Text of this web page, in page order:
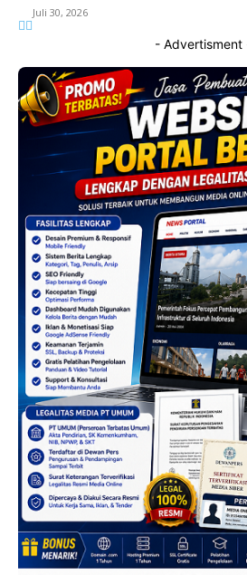
Juli 30, 2026
- Advertisment